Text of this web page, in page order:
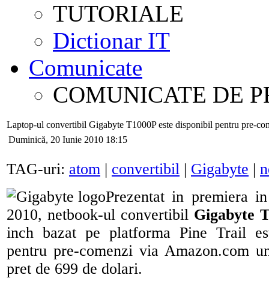
TUTORIALE
Dictionar IT
Comunicate
COMUNICATE DE
Laptop-ul convertibil Gigabyte T1000P este disponibil pentru pre-
Duminică, 20 Iunie 2010 18:15
TAG-uri: atom | convertibil | Gigabyte |
Prezentat in premiera
2010, netbook-ul convertibil Gigabyte
inch bazat pe platforma Pine Trail
pentru pre-comenzi via Amazon.com
pret de 699 de dolari.